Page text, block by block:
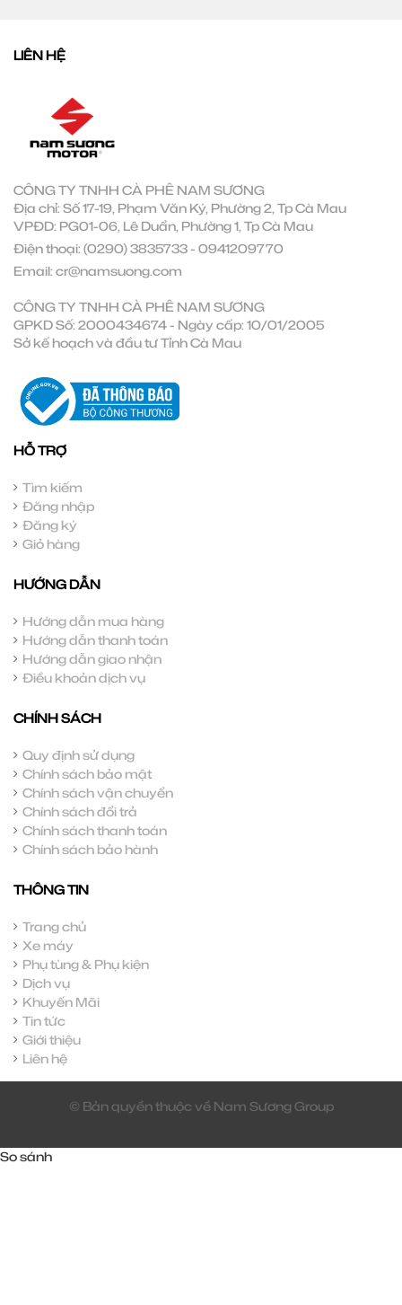
LIÊN HỆ
CÔNG TY TNHH CÀ PHÊ NAM SƯƠNG
Địa chỉ: Số 17-19, Phạm Văn Ký, Phường 2, Tp Cà Mau
VPĐD: PG01-06, Lê Duẩn, Phường 1, Tp Cà Mau
Điện thoại: (0290) 3835733- 0941209770
Email: cr@namsuong.com
CÔNG TY TNHH CÀ PHÊ NAM SƯƠNG
GPKD Số: 2000434674 - Ngày cấp: 10/01/2005
Sở kế hoạch và đầu tư Tỉnh Cà Mau
HỖ TRỢ
Tìm kiếm
Đăng nhập
Đăng ký
Giỏ hàng
HƯỚNG DẪN
Hướng dẫn mua hàng
Hướng dẫn thanh toán
Hướng dẫn giao nhận
Điều khoản dịch vụ
CHÍNH SÁCH
Quy định sử dụng
Chính sách bảo mật
Chính sách vận chuyển
Chính sách đổi trả
Chính sách thanh toán
Chính sách bảo hành
THÔNG TIN
Trang chủ
Xe máy
Phụ tùng & Phụ kiện
Dịch vụ
Khuyến Mãi
Tin tức
Giới thiệu
Liên hệ
© Bản quyền thuộc về Nam Sương Group
So sánh